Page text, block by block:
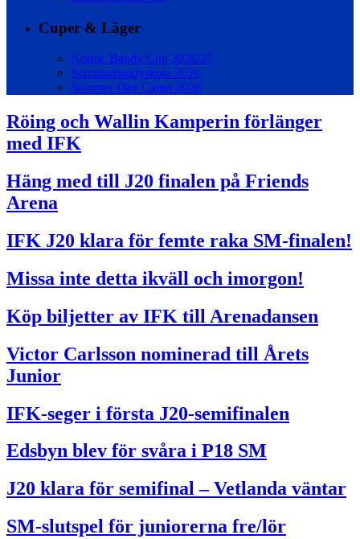
Cuper & Läger
Nordic Bandy Cup 2026/27
Sommarbandyskola 2026
Summer Day Camp 2026
Röing och Wallin Kamperin förlänger
med IFK
Häng med till J20 finalen på Friends
Arena
IFK J20 klara för femte raka SM-finalen!
Missa inte detta ikväll och imorgon!
Köp biljetter av IFK till Arenadansen
Victor Carlsson nominerad till Årets
Junior
IFK-seger i första J20-semifinalen
Edsbyn blev för svåra i P18 SM
J20 klara för semifinal – Vetlanda väntar
SM-slutspel för juniorerna fre/lör